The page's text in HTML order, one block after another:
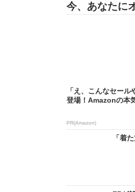
今、あなたに
「え、こんなセー
登場！Amazonの本
PR(Amazon)
「着